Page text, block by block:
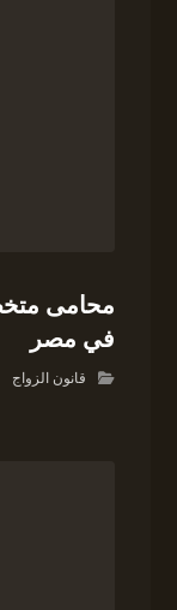
محامى
في مصر
قانون الزواج